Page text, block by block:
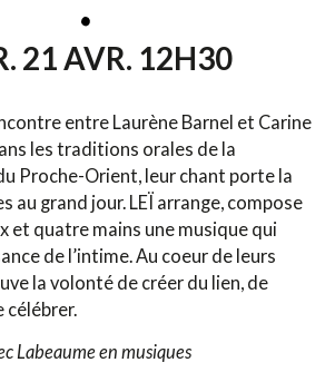
21 AVR. 12H30
entre Laurène Barnel et Carine
les traditions orales de la
Proche-Orient, leur chant porte la
au grand jour. LEÏ arrange, compose
et quatre mains une musique qui
de l’intime. Au coeur de leurs
la volonté de créer du lien, de
célébrer.
Labeaume en musiques